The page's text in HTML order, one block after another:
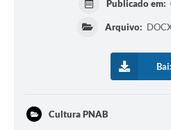
Publicado em:
Arquivo:
Cultura PNAB